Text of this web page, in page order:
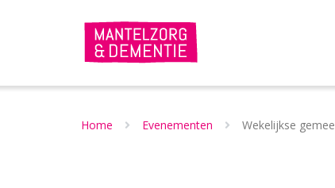
Home Evenementen Wekelijkse